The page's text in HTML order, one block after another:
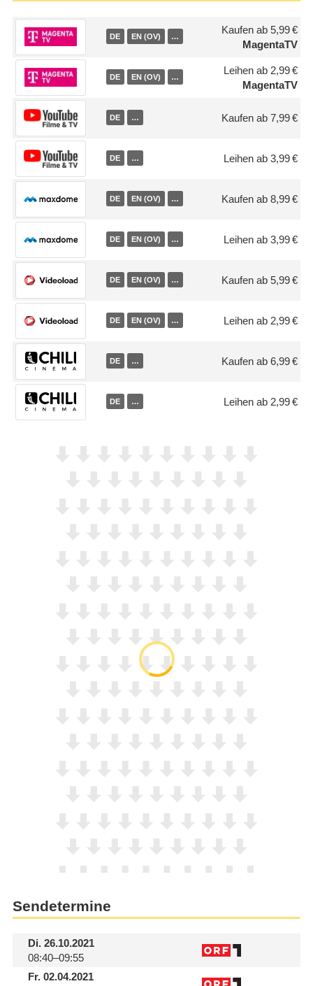
DE EN (OV) …
Kaufen ab 5,99 €
MagentaTV
DE EN (OV) …
Leihen ab 2,99 €
MagentaTV
DE … Kaufen ab 7,99 €
DE … Leihen ab 3,99 €
DE EN (OV) … Kaufen ab 8,99 €
DE EN (OV) … Leihen ab 3,99 €
DE EN (OV) … Kaufen ab 5,99 €
DE EN (OV) … Leihen ab 2,99 €
DE … Kaufen ab 6,99 €
DE … Leihen ab 2,99 €
Sendetermine
Di.26.10.2021
08:40–09:55
Fr.02.04.2021